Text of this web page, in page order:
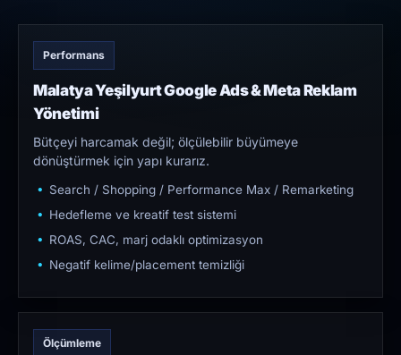
Performans
Malatya Yeşilyurt Google Ads & Meta Reklam
Yönetimi
Bütçeyi harcamak değil; ölçülebilir büyümeye
dönüştürmek için yapı kurarız.
Search / Shopping / Performance Max / Remarketing
Hedefleme ve kreatif test sistemi
ROAS, CAC, marj odaklı optimizasyon
Negatif kelime/placement temizliği
Ölçümleme